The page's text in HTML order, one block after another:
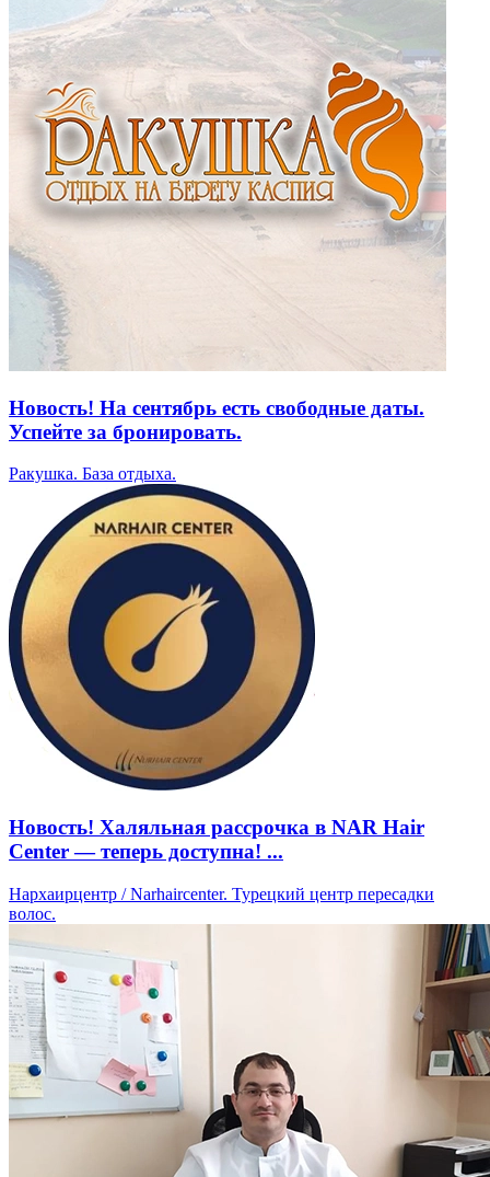
Новость! На сентябрь есть свободные даты.
Успейте за бронировать.
Ракушка. База отдыха.
Новость! Халяльная рассрочка в NAR Hair
Center — теперь доступна! ...
Нархаирцентр / Narhaircenter. Турецкий центр пересадки
волос.